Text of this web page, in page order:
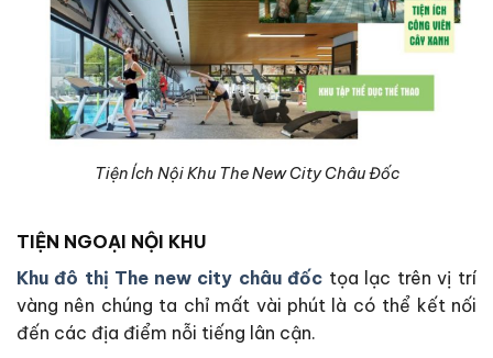
Tiện Ích Nội Khu The New City Châu Đốc
TIỆN NGOẠI NỘI KHU
Khu đô thị The new city châu đốc tọa lạc trên vị trí
vàng nên chúng ta chỉ mất vài phút là có thể kết nối
đến các địa điểm nỗi tiếng lân cận.